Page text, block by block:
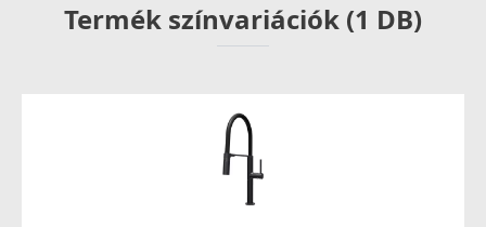
Termék színvariációk (1 DB)